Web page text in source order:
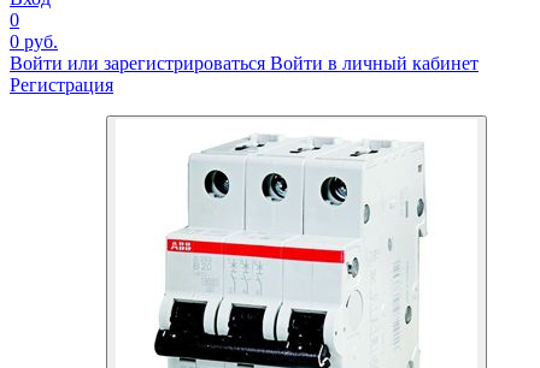
0
0 руб.
Войти или зарегистрироваться Войти в личный кабинет
Регистрация